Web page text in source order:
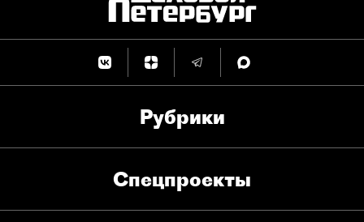
Рубрики
Спец­проекты